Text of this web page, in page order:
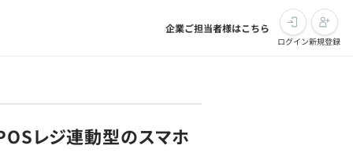
企業ご担当者様はこちら
ログイン新規登録
レジ連動型のスマホ